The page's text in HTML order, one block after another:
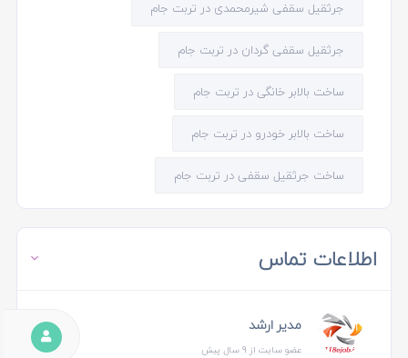
جرثقیل سقفی شیرمحمدی در تربت جام
جرثقیل سقفی گردان در تربت جام
ساخت بالابر خانگی در تربت جام
ساخت بالابر خودرو در تربت جام
ساخت جرثقیل سقفی در تربت جام
اطلاعات تماس
مدیر ارشد
عضو سایت از 9 سال پیش